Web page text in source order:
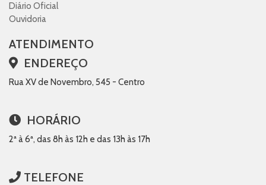
Diário Oficial
Ouvidoria
ATENDIMENTO
ENDEREÇO
Rua XV de Novembro, 545 - Centro
HORÁRIO
2ª à 6ª, das 8h às 12h e das 13h às 17h
TELEFONE